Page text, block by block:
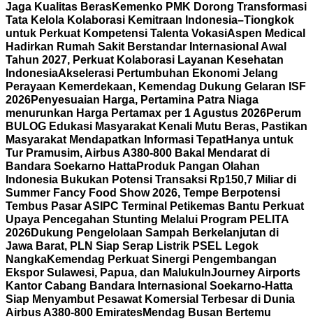
Jaga Kualitas BerasKemenko PMK Dorong Transformasi
Tata Kelola Kolaborasi Kemitraan Indonesia–Tiongkok
untuk Perkuat Kompetensi Talenta VokasiAspen Medical
Hadirkan Rumah Sakit Berstandar Internasional Awal
Tahun 2027, Perkuat Kolaborasi Layanan Kesehatan
IndonesiaAkselerasi Pertumbuhan Ekonomi Jelang
Perayaan Kemerdekaan, Kemendag Dukung Gelaran ISF
2026Penyesuaian Harga, Pertamina Patra Niaga
menurunkan Harga Pertamax per 1 Agustus 2026Perum
BULOG Edukasi Masyarakat Kenali Mutu Beras, Pastikan
Masyarakat Mendapatkan Informasi TepatHanya untuk
Tur Pramusim, Airbus A380-800 Bakal Mendarat di
Bandara Soekarno HattaProduk Pangan Olahan
Indonesia Bukukan Potensi Transaksi Rp150,7 Miliar di
Summer Fancy Food Show 2026, Tempe Berpotensi
Tembus Pasar AS IPC Terminal Petikemas Bantu Perkuat
Upaya Pencegahan Stunting Melalui Program PELITA
2026Dukung Pengelolaan Sampah Berkelanjutan di
Jawa Barat, PLN Siap Serap Listrik PSEL Legok
NangkaKemendag Perkuat Sinergi Pengembangan
Ekspor Sulawesi, Papua, dan Maluku InJourney Airports
Kantor Cabang Bandara Internasional Soekarno-Hatta
Siap Menyambut Pesawat Komersial Terbesar di Dunia
Airbus A380-800 EmiratesMendag Busan Bertemu